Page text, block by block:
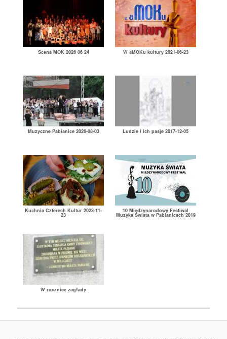
Scena MOK 2026 06 24 W aMOKu kultury 2021-06-23
Muzyczne Pabianice 2026-08-03 Ludzie i ich pasje 2017-12-05
Kuchnia Czterech Kultur 2023-11-
23
10 Międzynarodowy Festiwal
Muzyka Świata w Pabianicach 2019
W rocznicę zagłady